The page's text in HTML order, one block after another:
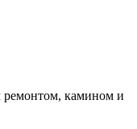
ремонтом, камином и